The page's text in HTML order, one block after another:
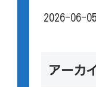
2026-06-
アーカ